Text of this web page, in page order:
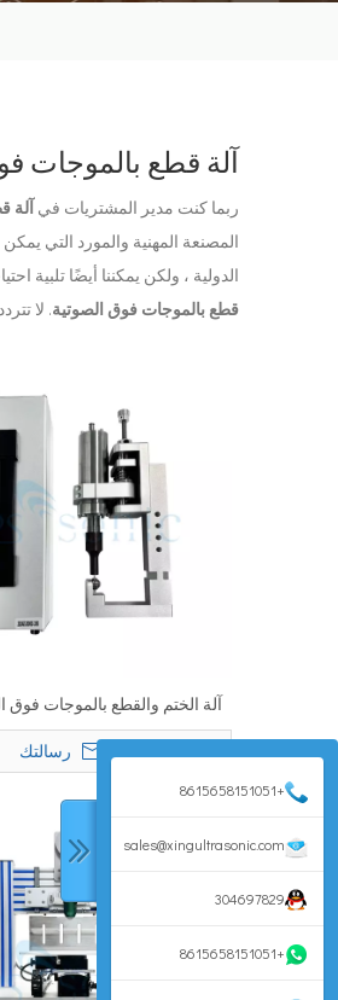
مولد اللحام بالموجات فوق الصوتية
الرقمي المنفصل 20 كيلو هرتز لحام
آلة قطع بالموجات
ربما كنت مدير المشتريات فيآلة
المصنعة المهنية والمورد التي
الدولية ، ولكن يمكننا أيضًا
قطع بالموجات فوق الصوتية. لا
آلة الختم والقطع بالموجات فوق
فتحات العجلة الأسطوانة لحام
رسالتك
+8615658151051
sales@xingultrasonic.com
304697829
+8615658151051